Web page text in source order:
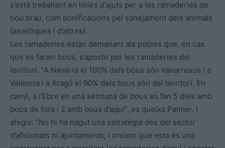
s’està treballant en línies d’ajuts per a les ramaderies de
bou brau, com bonificacions pel sanejament dels animals
(analítiques i d’altres).
Les ramaderies estan demanant als pobles que, en cas
que es facen bous, s’aposte per les ramaderies del
territori. “A Navarra el 100% dels bous són navarresos i a
València i a Aragó el 90% dels bous són del territori. En
canvi, a l’Ebre en una setmana de bous es fan 5 dies amb
bous de fora i 2 amb bous d’aquí”, es queixa Palmer. I
afegix: “No hi ha hagut una estratègia des del sector
d’aficionats ni ajuntaments, i creiem que esta és una